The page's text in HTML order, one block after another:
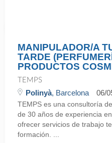
MANIPULADOR/A
TARDE
PRODUCTOS
TEMPS
Polinyà, Barcelona 06/
TEMPS es una consultoría
de 30 años de experiencia
ofrecer servicios de trabajo
formación. ...